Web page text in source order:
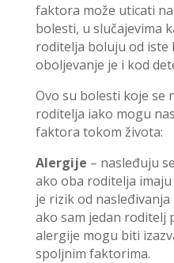
faktora može uticati
bolesti, u slučajevima
roditelja boluju od iste
oboljevanje je i kod
Ovo su bolesti koje se
roditelja iako mogu
faktora tokom života:
Alergije – nasleđuju
ako oba roditelja
je rizik od
ako sam jedan roditelj
alergije mogu biti
spoljnim faktorima.